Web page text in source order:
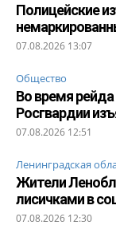
Полицейские
07.08.2026 13:07
Общество
Во время
Росгвардии
07.08.2026 12:51
Ленинградская
Жители
лисичками в
07.08.2026 12:30